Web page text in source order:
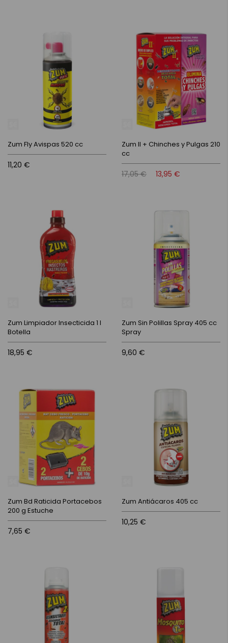
Zum Fly Avispas 520 cc
11,20 €
Zum II + Chinches y Pulgas 210
cc
17,05 € 13,95 €
Zum Limpiador Insecticida 1 l
Botella
18,95 €
Zum Sin Polillas Spray 405 cc
Spray
9,60 €
Zum Bd Raticida Portacebos
200 g Estuche
7,65 €
Zum Antiácaros 405 cc
10,25 €